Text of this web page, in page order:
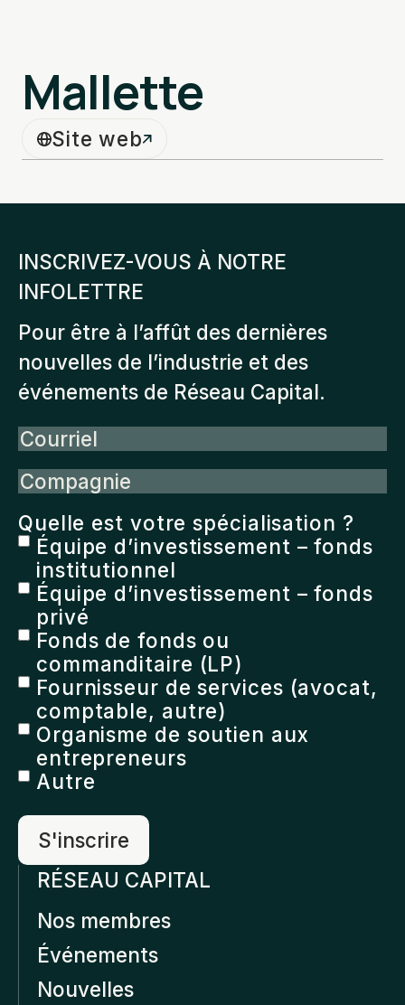
Mallette
Site web
INSCRIVEZ-VOUS À NOTRE
INFOLETTRE
Pour être à l’affût des dernières
nouvelles de l’industrie et des
événements de Réseau Capital.
Courriel
Compagnie
Quelle est votre spécialisation ?
Équipe d’investissement – fonds
institutionnel
Équipe d’investissement – fonds
privé
Fonds de fonds ou
commanditaire (LP)
Fournisseur de services (avocat,
comptable, autre)
Organisme de soutien aux
entrepreneurs
Autre
RÉSEAU CAPITAL
Nos membres
Événements
Nouvelles